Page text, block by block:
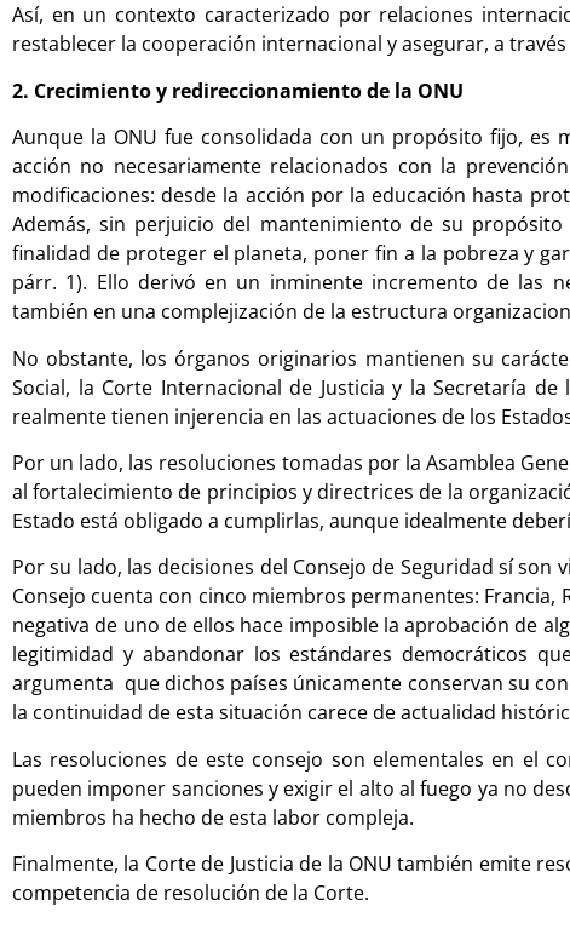
Así, en un contexto caracterizado por relaciones
restablecer la cooperación internacional y asegurar, a
2. Crecimiento y redireccionamiento de la ONU
Aunque la ONU fue consolidada con un propósito fijo, es
acción no necesariamente relacionados con la
modificaciones: desde la acción por la educación hasta
Además, sin perjuicio del mantenimiento de su
finalidad de proteger el planeta, poner fin a la pobreza y
párr. 1). Ello derivó en un inminente incremento de las
también en una complejización de la estructura
No obstante, los órganos originarios mantienen su
Social, la Corte Internacional de Justicia y la Secretaría
realmente tienen injerencia en las actuaciones de los
Por un lado, las resoluciones tomadas por la Asamblea
al fortalecimiento de principios y directrices de la
Estado está obligado a cumplirlas, aunque idealmente
Por su lado, las decisiones del Consejo de Seguridad sí
Consejo cuenta con cinco miembros permanentes: Francia,
negativa de uno de ellos hace imposible la aprobación de
legitimidad y abandonar los estándares democráticos
argumenta que dichos países únicamente conservan su
la continuidad de esta situación carece de actualidad
Las resoluciones de este consejo son elementales en el
pueden imponer sanciones y exigir el alto al fuego ya no
miembros ha hecho de esta labor compleja.
Finalmente, la Corte de Justicia de la ONU también emite
competencia de resolución de la Corte.